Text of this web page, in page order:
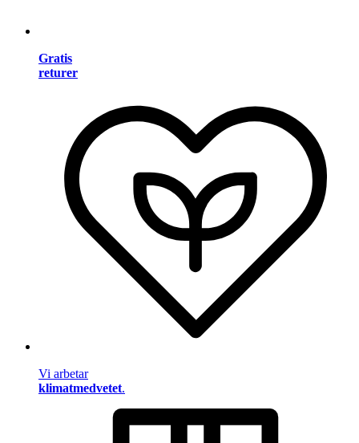
Gratis
returer
Vi arbetar
klimatmedvetet.